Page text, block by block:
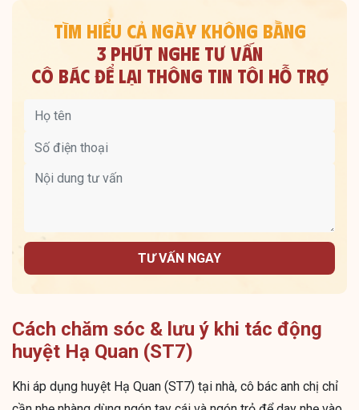
TÌM HIỂU CẢ NGÀY KHÔNG BẰNG
3 PHÚT NGHE TƯ VẤN
CÔ BÁC ĐỂ LẠI THÔNG TIN TÔI HỖ TRỢ
TƯ VẤN NGAY
Cách chăm sóc & lưu ý khi tác động
huyệt Hạ Quan (ST7)
Khi áp dụng huyệt Hạ Quan (ST7) tại nhà, cô bác anh chị chỉ